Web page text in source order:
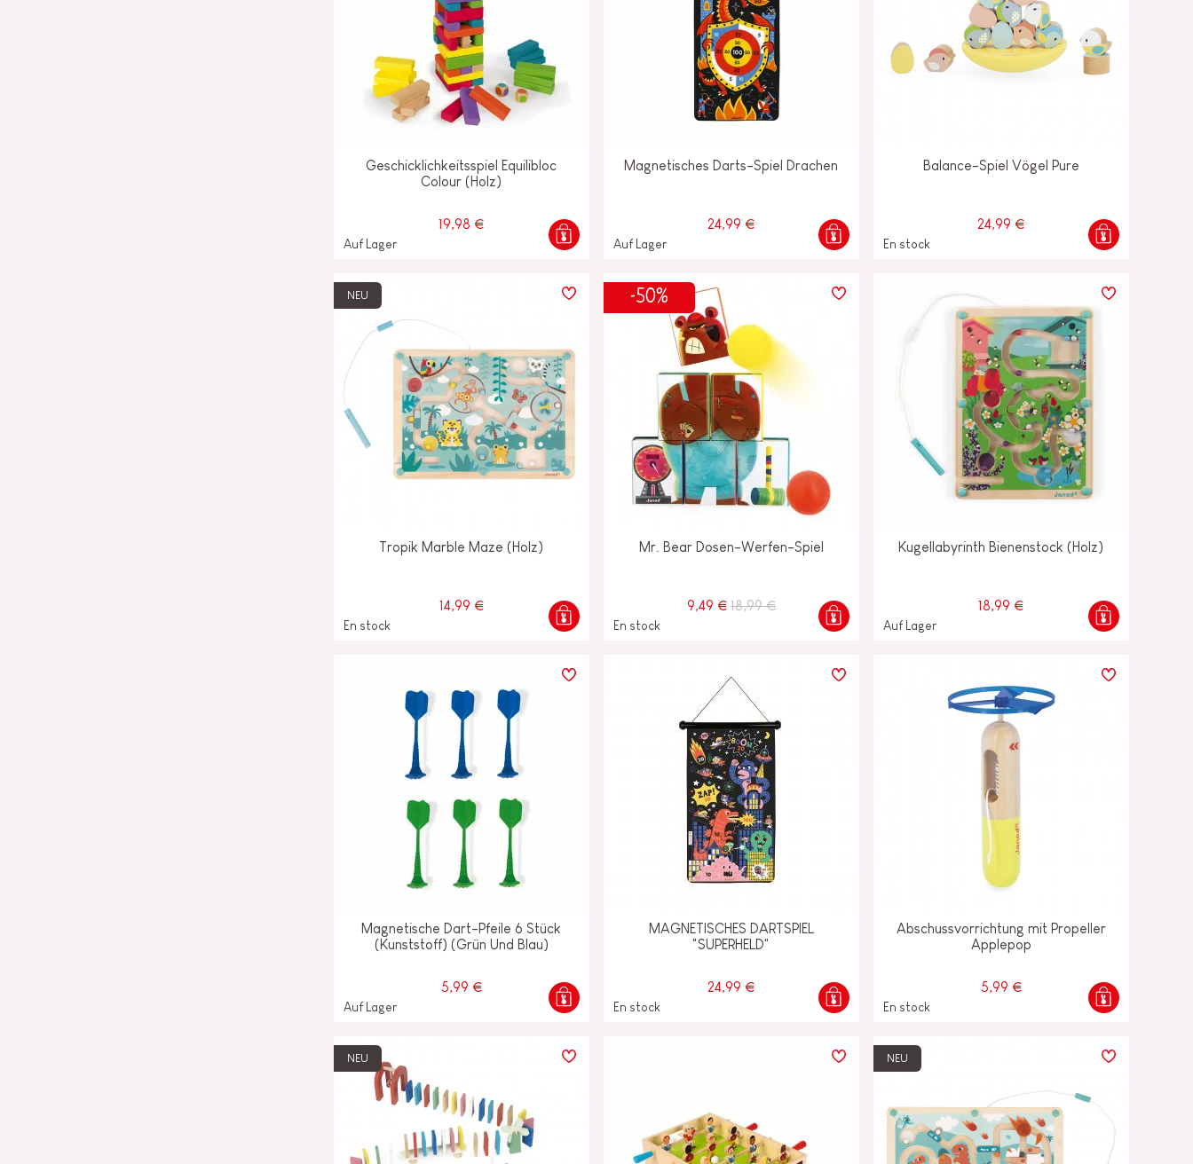
Geschicklichkeitsspiel Equilibloc
Colour (Holz)
19,98 €
Auf Lager
Magnetisches Darts-Spiel Drachen
24,99 €
Auf Lager
Balance-Spiel Vögel Pure
24,99 €
En stock
NEU
Tropik Marble Maze (Holz)
14,99 €
En stock
-50%
Mr. Bear Dosen-Werfen-Spiel
9,49 € 18,99 €
En stock
Kugellabyrinth Bienenstock (Holz)
18,99 €
Auf Lager
Magnetische Dart-Pfeile 6 Stück
(Kunststoff) (Grün Und Blau)
5,99 €
Auf Lager
MAGNETISCHES DARTSPIEL
"SUPERHELD"
24,99 €
En stock
Abschussvorrichtung mit Propeller
Applepop
5,99 €
En stock
NEU NEU